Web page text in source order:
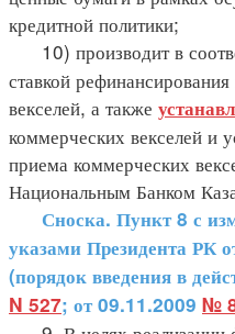
кредитной политики;
10) производит в
ставкой
векселей, а также
коммерческих векселей и
приема коммерческих
Национальным Банком
Сноска. Пункт 8 с
указами Президента РК
(порядок введения в
N 527; от 09.11.2009 №